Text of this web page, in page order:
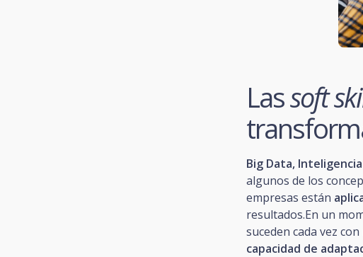
Lassoft
Big Data,
algunos de los
empresas están
resultados.En un
suceden cada vez
capacidad de